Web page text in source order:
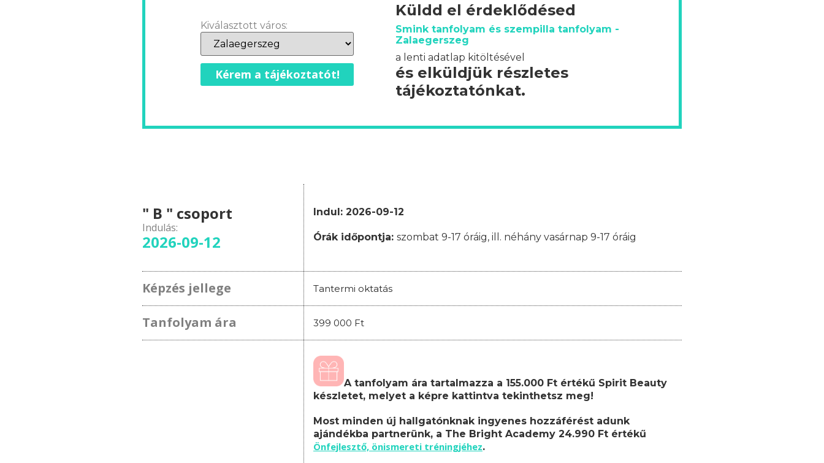
Kiválasztott város:
Kérem a tájékoztatót!
Küldd el érdeklődésed
Smink tanfolyam és szempilla tanfolyam -
Zalaegerszeg
a lenti adatlap kitöltésével
és elküldjük részletes
tájékoztatónkat.
" B " csoport
Indulás:
2026-09-12
Indul: 2026-09-12
Órák időpontja: szombat 9-17 óráig, ill. néhány vasárnap 9-17 óráig
Képzés jellege Tantermi oktatás
Tanfolyam ára 399 000 Ft
A tanfolyam ára tartalmazza a 155.000 Ft értékű Spirit Beauty
készletet, melyet a képre kattintva tekinthetsz meg!
Most minden új hallgatónknak ingyenes hozzáférést adunk
ajándékba partnerünk, a The Bright Academy 24.990 Ft értékű
Önfejlesztő, önismereti tréningjéhez.